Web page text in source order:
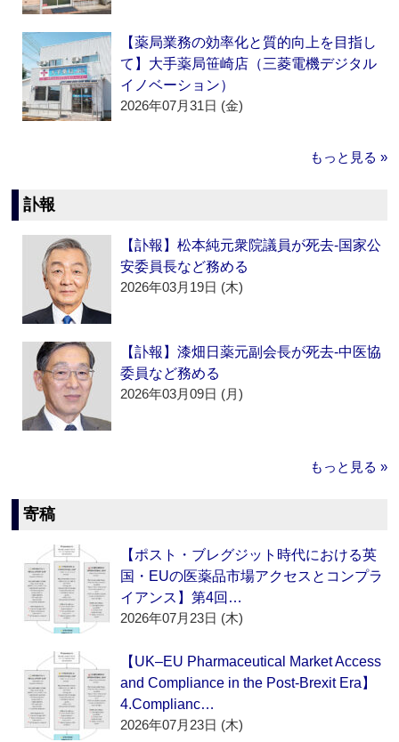
【薬局業務の効率化と質的向上を目指し
て】大手薬局笹崎店（三菱電機デジタル
イノベーション）
2026年07月31日 (金)
もっと見る »
訃報
【訃報】松本純元衆院議員が死去‐国家公
安委員長など務める
2026年03月19日 (木)
【訃報】漆畑日薬元副会長が死去‐中医協
委員など務める
2026年03月09日 (月)
もっと見る »
寄稿
【ポスト・ブレグジット時代における英
国・EUの医薬品市場アクセスとコンプラ
イアンス】第4回…
2026年07月23日 (木)
【UK–EU Pharmaceutical Market Access
and Compliance in the Post-Brexit Era】
4.Complianc…
2026年07月23日 (木)